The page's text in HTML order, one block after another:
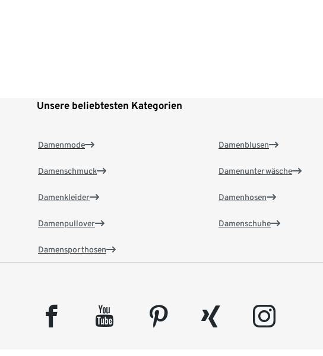
Unsere beliebtesten Kategorien
Damenmode
Damenschmuck
Damenkleider
Damenpullover
Damensporthosen
Damenblusen
Damenunterwäsche
Damenhosen
Damenschuhe
facebook youtube pinterest xing instagram